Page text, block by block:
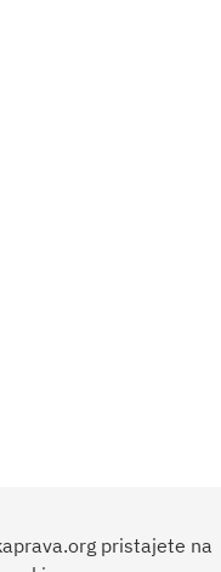
pristajete na